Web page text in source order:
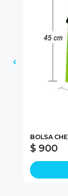
BOLSA
$ 900